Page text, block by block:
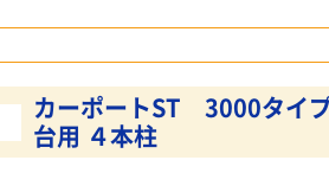
カーポートST 3000タイ
台用 ４本柱